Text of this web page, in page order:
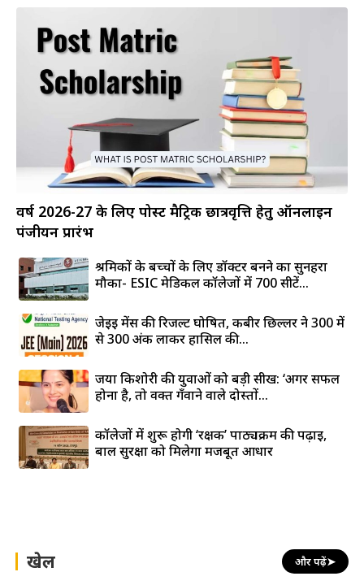
वर्ष 2026-27 के लिए पोस्ट मैट्रिक छात्रवृत्ति हेतु ऑनलाइन
पंजीयन प्रारंभ
श्रमिकों के बच्चों के लिए डॉक्टर बनने का सुनहरा
मौका- ESIC मेडिकल कॉलेजों में 700 सीटें...
जेईई मेंस की रिजल्ट घोषित, कबीर छिल्लर ने 300 में
से 300 अंक लाकर हासिल की...
जया किशोरी की युवाओं को बड़ी सीख: ‘अगर सफल
होना है, तो वक्त गँवाने वाले दोस्तों...
कॉलेजों में शुरू होगी ‘रक्षक’ पाठ्यक्रम की पढ़ाई,
बाल सुरक्षा को मिलेगा मजबूत आधार
खेल और पढ़ें➤